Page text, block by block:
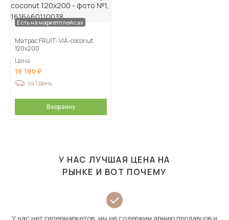
Есть на маркетплейсах
Матрас FRUIT- VIA-coconut
120х200
Цена
18 180
за 1 день
В корзину
У НАС ЛУЧШАЯ ЦЕНА НА
РЫНКЕ И ВОТ ПОЧЕМУ
У нас нет гипермаркетов: мы не содержим армию продавцов и